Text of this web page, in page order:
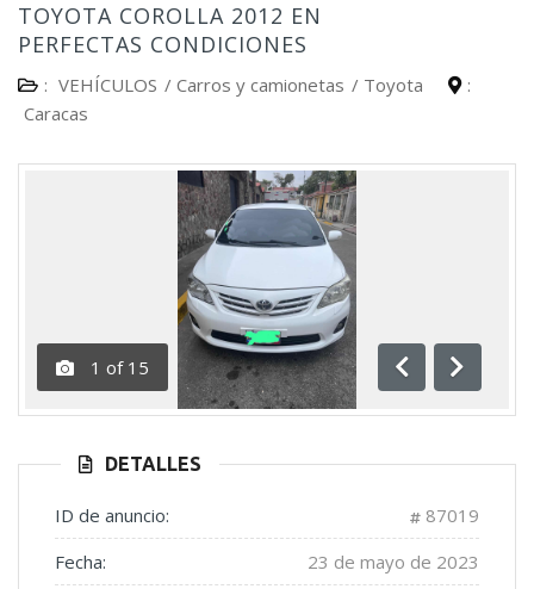
TOYOTA COROLLA 2012 EN
PERFECTAS CONDICIONES
: VEHÍCULOS / Carros y camionetas / Toyota
:
Caracas
1 of 15
Anterior
DETALLES
ID de anuncio:
87019
Fecha:
23 de mayo de 2023